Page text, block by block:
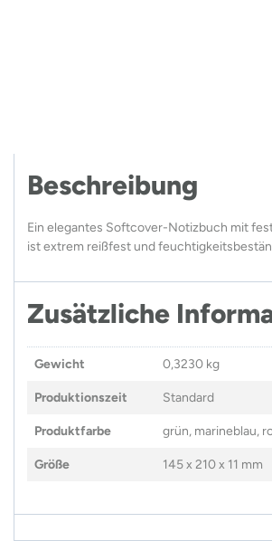
Beschreibung
Ein elegantes Softcover-Notizbuch mit
ist extrem reißfest und
Zusätzliche
Gewicht 0,3230 kg
Produktionszeit Standard
Produktfarbe grün, marineblau,
Größe 145 x 210 x 11 mm